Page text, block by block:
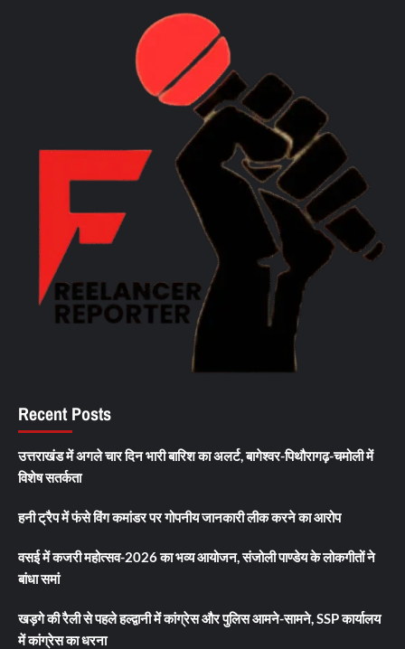
Recent Posts
उत्तराखंड में अगले चार दिन भारी बारिश का अलर्ट, बागेश्वर-पिथौरागढ़-चमोली में
विशेष सतर्कता
हनी ट्रैप में फंसे विंग कमांडर पर गोपनीय जानकारी लीक करने का आरोप
वसई में कजरी महोत्सव-2026 का भव्य आयोजन, संजोली पाण्डेय के लोकगीतों ने
बांधा समां
खड़गे की रैली से पहले हल्द्वानी में कांग्रेस और पुलिस आमने-सामने, SSP कार्यालय
में कांग्रेस का धरना